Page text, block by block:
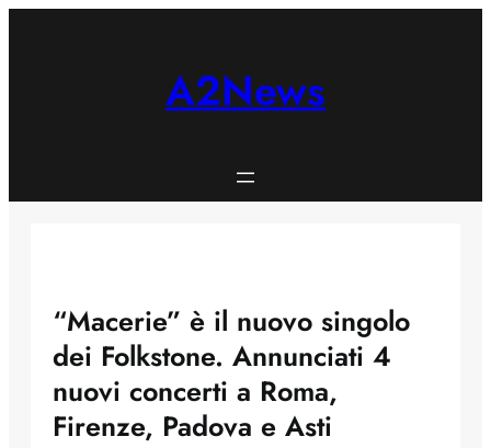
A2News
“Macerie” è il nuovo singolo
dei Folkstone. Annunciati 4
nuovi concerti a Roma,
Firenze, Padova e Asti